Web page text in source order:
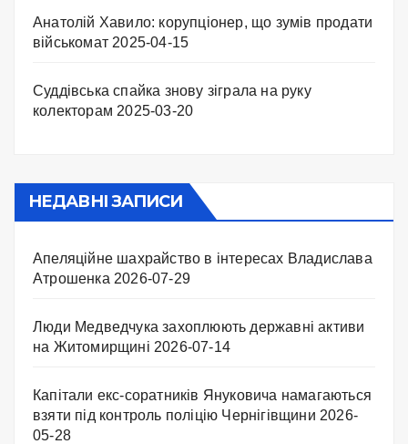
Анатолій Хавило: корупціонер, що зумів продати
військомат 2025-04-15
Суддівська спайка знову зіграла на руку
колекторам 2025-03-20
НЕДАВНІ ЗАПИСИ
Апеляційне шахрайство в інтересах Владислава
Атрошенка 2026-07-29
Люди Медведчука захоплюють державні активи
на Житомирщині 2026-07-14
Капітали екс-соратників Януковича намагаються
взяти під контроль поліцію Чернігівщини 2026-
05-28